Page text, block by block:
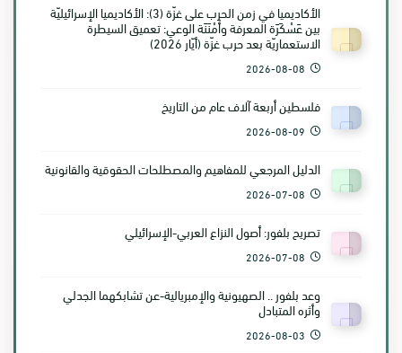
الأكاديميا في زمن الحرب على غزّة (3): الأكاديميا الإسرائيليّة
بين عَسْكَرَة المعرفة وأَمْنَنَة الوعي: تعميق السيطرة
الاستعماريّة بعد حرب غزّة (أيّار 2026)
2026-08-08
فلسطين أربعة آلاف عام من التاريخ
2026-08-09
الدليل المرجعي للمفاهيم والمصطلحات الحقوقية والقانونية
2026-07-08
تصريح بلفور: أصول النزاع العربي-الإسرائيلي
2026-07-08
وعد بلفور .. الصهيونية والإمبريالية-عن تشابكهما الجدلي
وأثره المتبادل
2026-08-03